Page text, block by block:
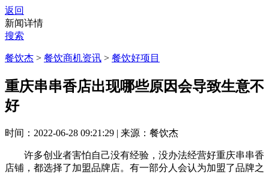
返回
新闻详情
搜索
餐饮杰 > 餐饮商机资讯 > 餐饮好项目
重庆串串香店出现哪些原因会导致生意不
好
时间：2022-06-28 09:21:29 | 来源：餐饮杰
许多创业者害怕自己没有经验，没办法经营好重庆串串香
店铺，都选择了加盟品牌店。有一部分人会认为加盟了品牌之